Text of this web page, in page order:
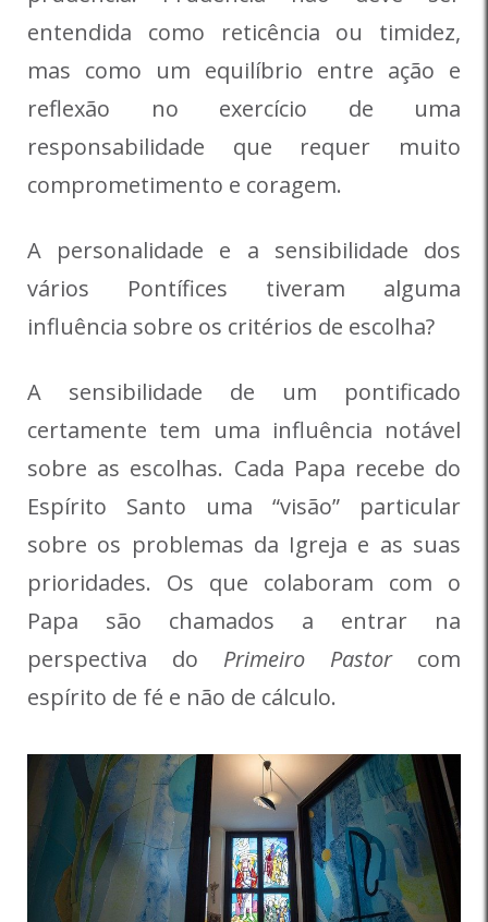
entendida como reticência ou timidez,
mas como um equilíbrio entre ação e
reflexão no exercício de uma
responsabilidade que requer muito
comprometimento e coragem.
A personalidade e a sensibilidade dos
vários Pontífices tiveram alguma
influência sobre os critérios de escolha?
A sensibilidade de um pontificado
certamente tem uma influência notável
sobre as escolhas. Cada Papa recebe do
Espírito Santo uma “visão” particular
sobre os problemas da Igreja e as suas
prioridades. Os que colaboram com o
Papa são chamados a entrar na
perspectiva do Primeiro Pastorcom
espírito de fé e não de cálculo.